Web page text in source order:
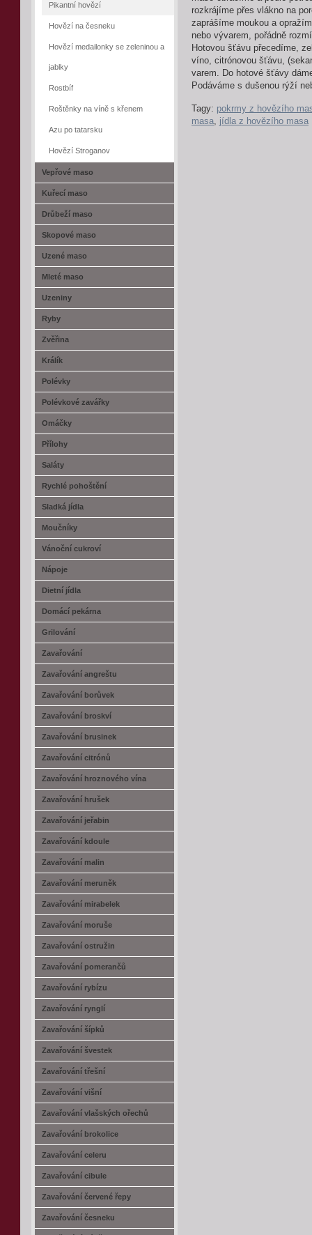
rozkrájíme přes vlákno na
zaprášíme moukou a
nebo vývarem, pořádně
Hotovou šťávu přecedíme,
víno, citrónovou šťávu,
varem. Do hotové šťávy
Podáváme s dušenou rýží
Tagy: pokrmy z hovězího
masa, jídla z hovězího masa
Pikantní hovězí
Hovězí na česneku
Hovězí medailonky se zeleninou a
jablky
Rostbíf
Roštěnky na víně s křenem
Azu po tatarsku
Hovězí Stroganov
Vepřové maso
Kuřecí maso
Drůbeží maso
Skopové maso
Uzené maso
Mleté maso
Uzeniny
Ryby
Zvěřina
Králík
Polévky
Polévkové zavářky
Omáčky
Přílohy
Saláty
Rychlé pohoštění
Sladká jídla
Moučníky
Vánoční cukroví
Nápoje
Dietní jídla
Domácí pekárna
Grilování
Zavařování
Zavařování angreštu
Zavařování borůvek
Zavařování broskví
Zavařování brusinek
Zavařování citrónů
Zavařování hroznového vína
Zavařování hrušek
Zavařování jeřabin
Zavařování kdoule
Zavařování malin
Zavařování meruněk
Zavařování mirabelek
Zavařování moruše
Zavařování ostružin
Zavařování pomerančů
Zavařování rybízu
Zavařování rynglí
Zavařování šípků
Zavařování švestek
Zavařování třešní
Zavařování višní
Zavařování vlašských ořechů
Zavařování brokolice
Zavařování celeru
Zavařování cibule
Zavařování červené řepy
Zavařování česneku